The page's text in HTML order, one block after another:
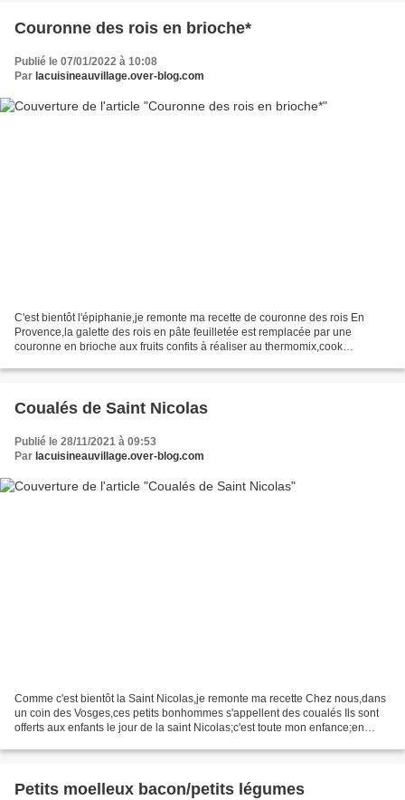
Couronne des rois en brioche*
Publié le 07/01/2022 à 10:08
Par lacuisineauvillage.over-blog.com
C'est bientôt l'épiphanie,je remonte ma recette de couronne des rois En
Provence,la galette des rois en pâte feuilletée est remplacée par une
couronne en brioche aux fruits confits à réaliser au thermomix,cook
Coualés de Saint Nicolas
Publié le 28/11/2021 à 09:53
Par lacuisineauvillage.over-blog.com
Comme c'est bientôt la Saint Nicolas,je remonte ma recette Chez nous,dans
un coin des Vosges,ces petits bonhommes s'appellent des coualés Ils sont
offerts aux enfants le jour de la saint Nicolas;c'est toute mon enfance;en
Petits moelleux bacon/petits légumes